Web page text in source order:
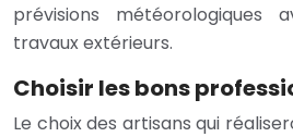
prévisions
travaux extérieurs.
Choisir les bons
Le choix des artisans qui